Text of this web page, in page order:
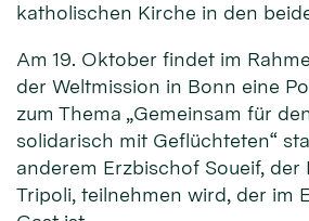
katholischen Kirche in den
Am 19. Oktober findet im
der Weltmission in Bonn eine
zum Thema „Gemeinsam für
solidarisch mit Geflüchteten“
anderem Erzbischof Soueif,
Tripoli, teilnehmen wird, der im